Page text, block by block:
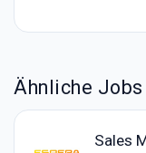
Ähnliche Jobs
Sales